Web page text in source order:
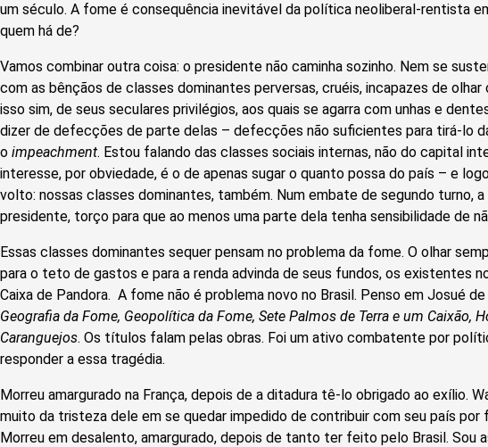
um século. A fome é consequência inevitável da política neoliberal-rentista
quem há de?
Vamos combinar outra coisa: o presidente não caminha sozinho. Nem se
com as bênçãos de classes dominantes perversas, cruéis, incapazes de
isso sim, de seus seculares privilégios, aos quais se agarra com unhas e
dizer de defecções de parte delas – defecções não suficientes para tirá-lo
o impeachment. Estou falando das classes sociais internas, não do capital
interesse, por obviedade, é o de apenas sugar o quanto possa do país – e
volto: nossas classes dominantes, também. Num embate de segundo turno,
presidente, torço para que ao menos uma parte dela tenha sensibilidade de
Essas classes dominantes sequer pensam no problema da fome. O olhar
para o teto de gastos e para a renda advinda de seus fundos, os existentes
Caixa de Pandora. A fome não é problema novo no Brasil. Penso em Josué
Geografia da Fome, Geopolítica da Fome, Sete Palmos de Terra e um Caixão,
Caranguejos. Os títulos falam pelas obras. Foi um ativo combatente por
responder a essa tragédia.
Morreu amargurado na França, depois de a ditadura tê-lo obrigado ao exílio.
muito da tristeza dele em se quedar impedido de contribuir com seu país por
Morreu em desalento, amargurado, depois de tanto ter feito pelo Brasil. Sou